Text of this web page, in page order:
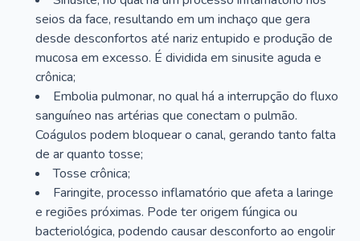
seios da face, resultando em um inchaço que gera
desde desconfortos até nariz entupido e produção de
mucosa em excesso. É dividida em sinusite aguda e
crônica;
Embolia pulmonar, no qual há a interrupção do fluxo
sanguíneo nas artérias que conectam o pulmão.
Coágulos podem bloquear o canal, gerando tanto falta
de ar quanto tosse;
Tosse crônica;
Faringite, processo inflamatório que afeta a laringe
e regiões próximas. Pode ter origem fúngica ou
bacteriológica, podendo causar desconforto ao engolir